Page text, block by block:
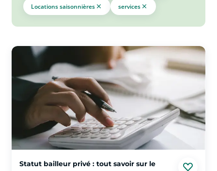
Locations saisonnières services
Statut bailleur privé : tout savoir sur le
voir plus sur l'article Statut bailleur privé : tout savoir sur le